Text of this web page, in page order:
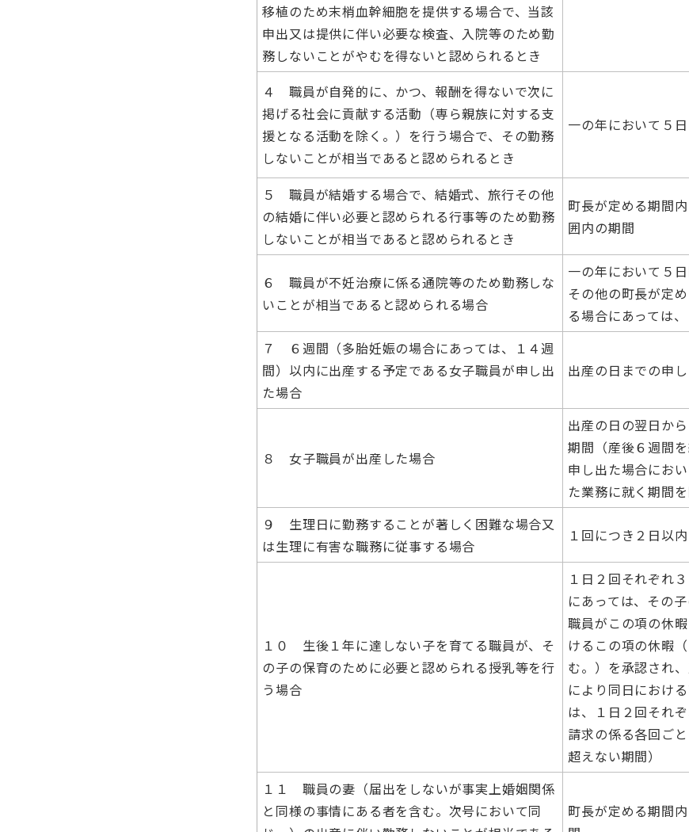
移植のため末梢血幹細胞を提供する場合で、当該
申出又は提供に伴い必要な検査、入院等のため勤
務しないことがやむを得ないと認められるとき
４ 職員が自発的に、かつ、報酬を得ないで次に
掲げる社会に貢献する活動（専ら親族に対する支
援となる活動を除く。）を行う場合で、その勤務
しないことが相当であると認められるとき
一の年において５
５ 職員が結婚する場合で、結婚式、旅行その他
の結婚に伴い必要と認められる行事等のため勤務
しないことが相当であると認められるとき
町長が定める期間
囲内の期間
６ 職員が不妊治療に係る通院等のため勤務しな
いことが相当であると認められる場合
一の年において５
その他の町長が定
る場合にあっては
７ ６週間（多胎妊娠の場合にあっては、１４週
間）以内に出産する予定である女子職員が申し出
た場合
出産の日までの申
８ 女子職員が出産した場合
出産の日の翌日か
期間（産後６週間
申し出た場合にお
た業務に就く期間を
９ 生理日に勤務することが著しく困難な場合又
は生理に有害な職務に従事する場合
１回につき２日以
１０ 生後１年に達しない子を育てる職員が、そ
の子の保育のために必要と認められる授乳等を行
う場合
１日２回それぞれ
にあっては、その
職員がこの項の休
けるこの項の休暇
む。）を承認され
により同日におけ
は、１日２回それ
請求の係る各回ご
超えない期間）
１１ 職員の妻（届出をしないが事実上婚姻関係
と同様の事情にある者を含む。次号において同
町長が定める期間